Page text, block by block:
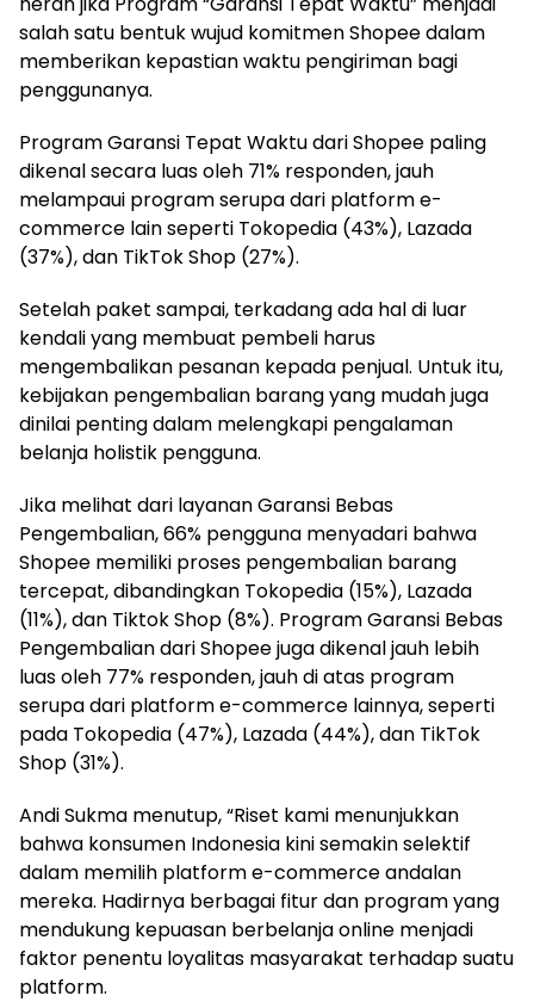
salah satu bentuk wujud komitmen Shopee dalam
memberikan kepastian waktu pengiriman bagi
penggunanya.
Program Garansi Tepat Waktu dari Shopee paling
dikenal secara luas oleh 71% responden, jauh
melampaui program serupa dari platform e-
commerce lain seperti Tokopedia (43%), Lazada
(37%), dan TikTok Shop (27%).
Setelah paket sampai, terkadang ada hal di luar
kendali yang membuat pembeli harus
mengembalikan pesanan kepada penjual. Untuk itu,
kebijakan pengembalian barang yang mudah juga
dinilai penting dalam melengkapi pengalaman
belanja holistik pengguna.
Jika melihat dari layanan Garansi Bebas
Pengembalian, 66% pengguna menyadari bahwa
Shopee memiliki proses pengembalian barang
tercepat, dibandingkan Tokopedia (15%), Lazada
(11%), dan Tiktok Shop (8%). Program Garansi Bebas
Pengembalian dari Shopee juga dikenal jauh lebih
luas oleh 77% responden, jauh di atas program
serupa dari platform e-commerce lainnya, seperti
pada Tokopedia (47%), Lazada (44%), dan TikTok
Shop (31%).
Andi Sukma menutup, “Riset kami menunjukkan
bahwa konsumen Indonesia kini semakin selektif
dalam memilih platform e-commerce andalan
mereka. Hadirnya berbagai fitur dan program yang
mendukung kepuasan berbelanja online menjadi
faktor penentu loyalitas masyarakat terhadap suatu
platform.